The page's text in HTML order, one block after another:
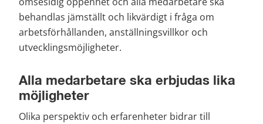
behandlas jämställt och likvärdigt i fråga om
arbetsförhållanden, anställningsvillkor och
utvecklingsmöjligheter.
Alla medarbetare ska erbjudas lika
möjligheter
Olika perspektiv och erfarenheter bidrar till